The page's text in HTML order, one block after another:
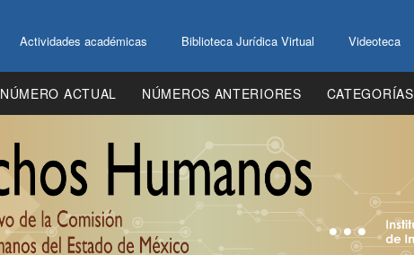
Actividades académicas Biblioteca Jurídica Virtual Videoteca
NÚMERO ACTUAL NÚMEROS ANTERIORES CATEGORÍAS